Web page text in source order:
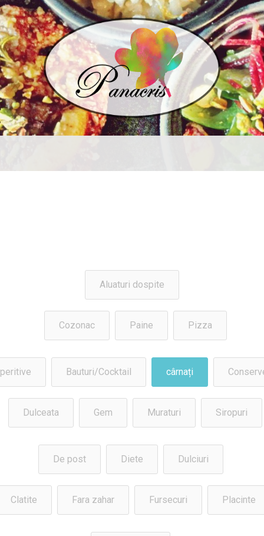
Aluaturi dospite
Cozonac Paine Pizza
Bauturi/Cocktail cârnați
Dulceata Gem Muraturi Siropuri
De post Diete Dulciuri
Clatite Fara zahar Fursecuri Placinte